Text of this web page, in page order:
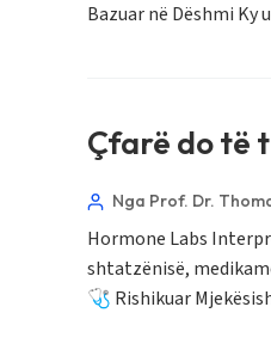
Bazuar në Dëshmi Ky
Çfarë do të
Nga Prof. Dr.
Hormone Labs
shtatzënisë,
🩺 Rishikuar
Čeština
ქართული
Polski
Magyar